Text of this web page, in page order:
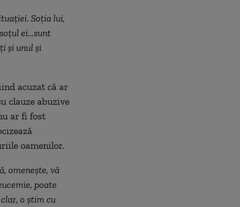
Soția lui,
ei...sunt
și unul și
acuzat că ar
clauze abuzive
ar fi fost
oamenilor.
omenește, vă
poate
o știm cu